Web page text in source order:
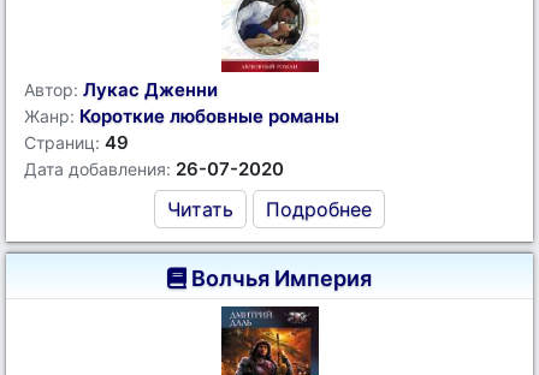
Автор: Лукас Дженни
Жанр: Короткие любовные романы
Страниц: 49
Дата добавления: 26-07-2020
Читать Подробнее
Волчья Империя